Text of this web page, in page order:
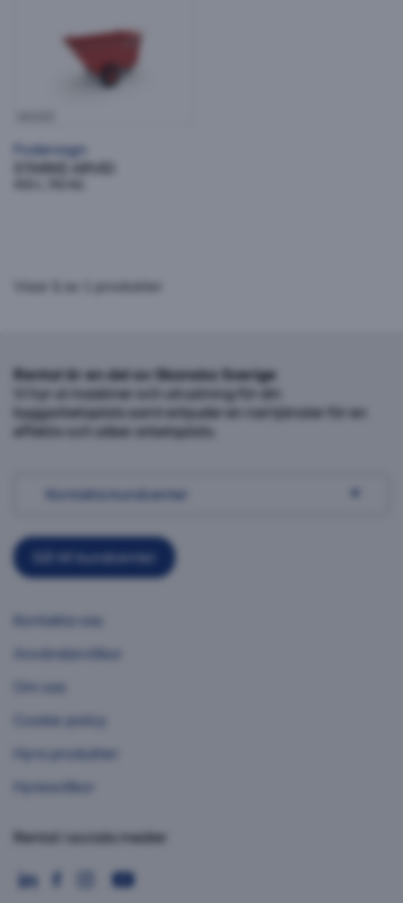
Fodervagn
STARKE ARVID
Visar av 1 produkter
Rental är en del av Skanska Sverige
Vi hyr ut maskiner och utrustning för din
byggarbetsplats samt erbjuder en rad tjänster för en
effektiv och säker arbetsplats.
Kontakta kundcenter
Gå till kundcenter
Kontakta oss
Användarvillkor
Om oss
Cookie policy
Hyra produkter
Hyresvillkor
Rental i sociala medier